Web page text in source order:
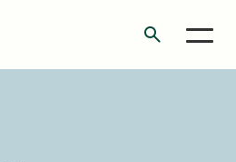
search